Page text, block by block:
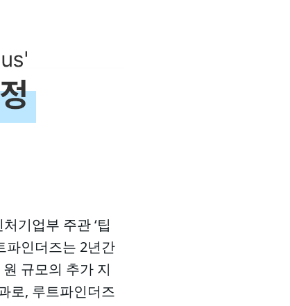
기업부 주관 ‘팁
파인더즈는 2년간
규모의 추가 지
로, 루트파인더즈